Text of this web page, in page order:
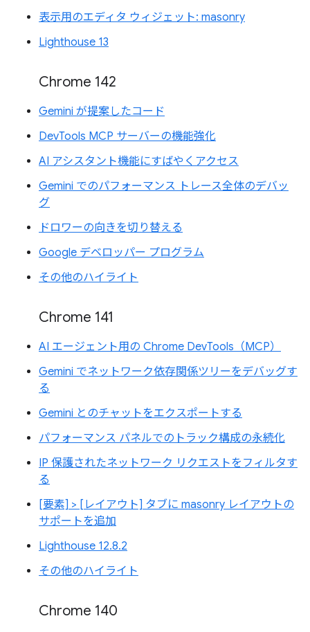
表示用のエディタ ウィジェット: masonry
Lighthouse 13
Chrome 142
Gemini が提案したコード
DevTools MCP サーバーの機能強化
AI アシスタント機能にすばやくアクセス
Gemini でのパフォーマンス トレース全体のデバッ
グ
ドロワーの向きを切り替える
Google デベロッパー プログラム
その他のハイライト
Chrome 141
AI エージェント用の Chrome DevTools（MCP）
Gemini でネットワーク依存関係ツリーをデバッグす
る
Gemini とのチャットをエクスポートする
パフォーマンス パネルでのトラック構成の永続化
IP 保護されたネットワーク リクエストをフィルタす
る
[要素] > [レイアウト] タブに masonry レイアウトの
サポートを追加
Lighthouse 12.8.2
その他のハイライト
Chrome 140